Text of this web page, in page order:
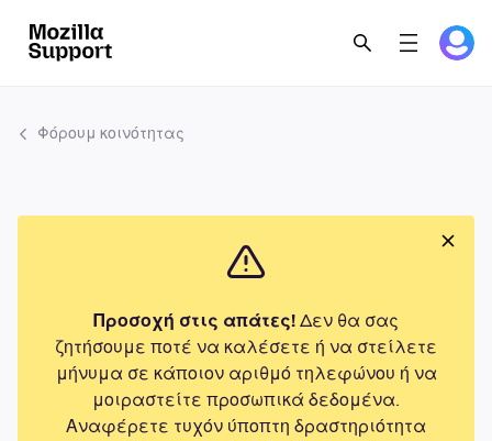
Φόρουμ κοινότητας
Προσοχή στις απάτες! Δεν θα σας
ζητήσουμε ποτέ να καλέσετε ή να στείλετε
μήνυμα σε κάποιον αριθμό τηλεφώνου ή να
μοιραστείτε προσωπικά δεδομένα.
Αναφέρετε τυχόν ύποπτη δραστηριότητα